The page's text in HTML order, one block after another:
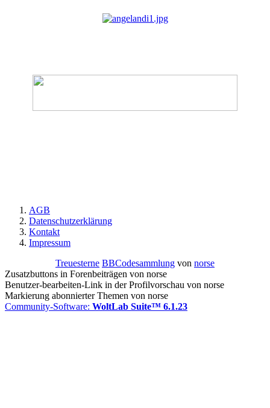
AGB
Datenschutzerklärung
Kontakt
Impressum
Treuesterne BBCodesammlung von norse
Zusatzbuttons in Forenbeiträgen von norse
Benutzer-bearbeiten-Link in der Profilvorschau von norse
Markierung abonnierter Themen von norse
Community-Software: WoltLab Suite™ 6.1.23